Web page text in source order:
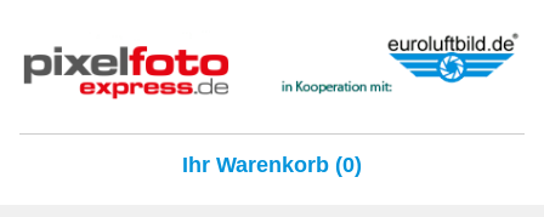
Ihr Warenkorb (0)